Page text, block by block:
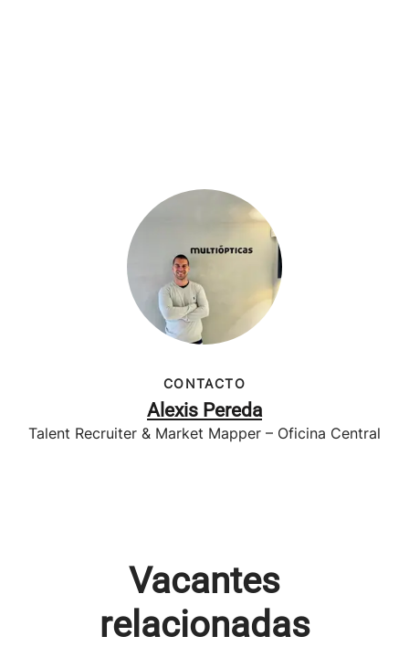
CONTACTO
Alexis Pereda
Talent Recruiter & Market Mapper – Oficina Central
Vacantes
relacionadas